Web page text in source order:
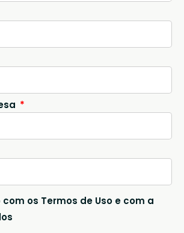
com os Termos de Uso e com a